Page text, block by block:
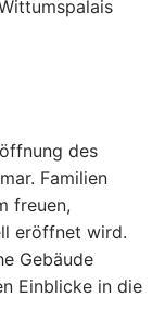
des
Familien
freuen,
eröffnet wird.
Gebäude
Einblicke in die